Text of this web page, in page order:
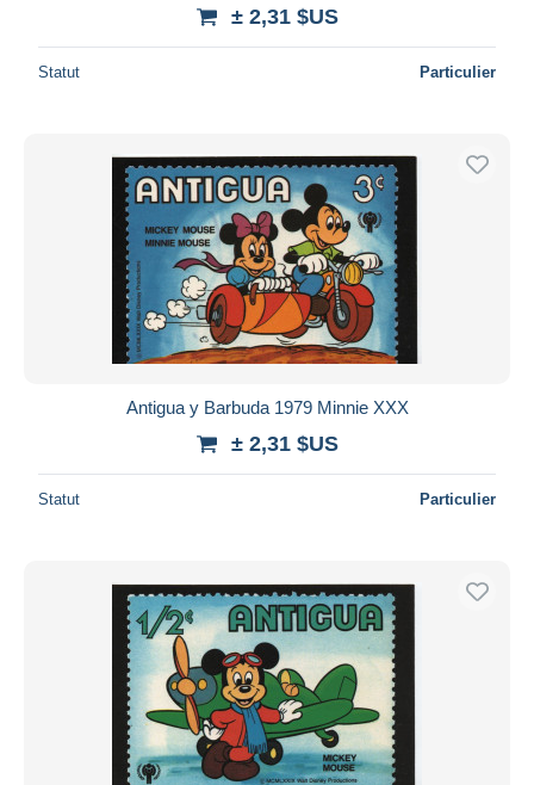
± 2,31 $US
Statut Particulier
Antigua y Barbuda 1979 Minnie XXX
± 2,31 $US
Statut Particulier